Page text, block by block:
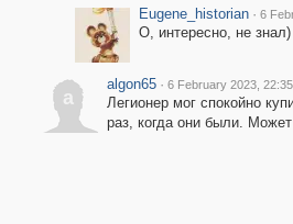
Eugene_historian · 6
О, интересно, не знал)
a
algon65 · 6 February 2023, 22:35
Легионер мог спокойно
раз, когда они были.